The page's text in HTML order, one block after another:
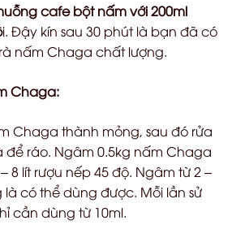
cafe bột nấm với 200ml
i. Đậy kín sau 30 phút là bạn đã có
nấm Chaga chất lượng.
Chaga:
Chaga thành mỏng, sau đó rửa
để ráo. Ngâm 0.5kg nấm Chaga
8 lít rượu nếp 45 độ. Ngâm từ 2 –
là có thể dùng được. Mỗi lần sử
cần dùng từ 10ml.